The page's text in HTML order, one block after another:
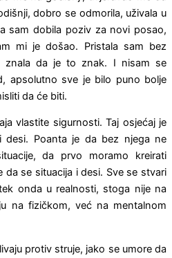
dobro se odmorila, uživala u
sam dobila poziv za novi posao,
mi je došao. Pristala sam bez
znala da je to znak. I nisam se
apsolutno sve je bilo puno bolje
da će biti.
vlastite sigurnosti. Taj osjećaj je
desi. Poanta je da bez njega ne
da prvo moramo kreirati
se situacija i desi. Sve se stvari
onda u realnosti, stoga nije na
na fizičkom, već na mentalnom
protiv struje, jako se umore da